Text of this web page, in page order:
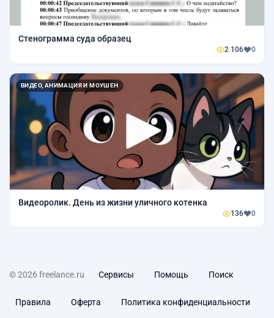
Стенограмма суда образец
2 106 0
ВИДЕО, АНИМАЦИЯ И МОУШЕН
Видеоролик. День из жизни уличного котенка
136 0
© 2026 freelance.ru Сервисы Помощь Поиск
Правила Оферта Политика конфиденциальности